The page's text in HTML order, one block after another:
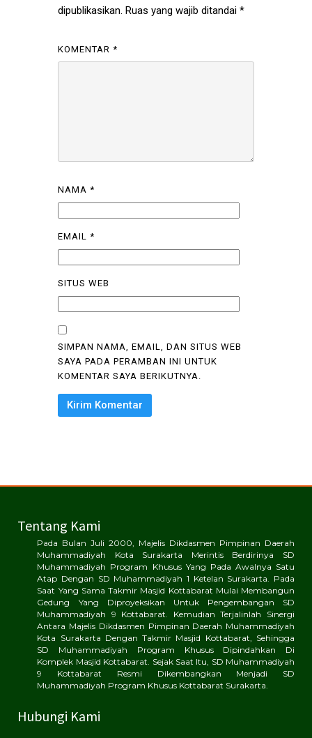
dipublikasikan. Ruas yang wajib ditandai *
KOMENTAR *
NAMA *
EMAIL *
SITUS WEB
SIMPAN NAMA, EMAIL, DAN SITUS WEB
SAYA PADA PERAMBAN INI UNTUK
KOMENTAR SAYA BERIKUTNYA.
Tentang Kami
Pada Bulan Juli 2000, Majelis Dikdasmen Pimpinan Daerah
Muhammadiyah Kota Surakarta Merintis Berdirinya SD
Muhammadiyah Program Khusus Yang Pada Awalnya Satu
Atap Dengan SD Muhammadiyah 1 Ketelan Surakarta. Pada
Saat Yang Sama Takmir Masjid Kottabarat Mulai Membangun
Gedung Yang Diproyeksikan Untuk Pengembangan SD
Muhammadiyah 9 Kottabarat. Kemudian Terjalinlah Sinergi
Antara Majelis Dikdasmen Pimpinan Daerah Muhammadiyah
Kota Surakarta Dengan Takmir Masjid Kottabarat, Sehingga
SD Muhammadiyah Program Khusus Dipindahkan Di
Komplek Masjid Kottabarat. Sejak Saat Itu, SD Muhammadiyah
9 Kottabarat Resmi Dikembangkan Menjadi SD
Muhammadiyah Program Khusus Kottabarat Surakarta.
Hubungi Kami